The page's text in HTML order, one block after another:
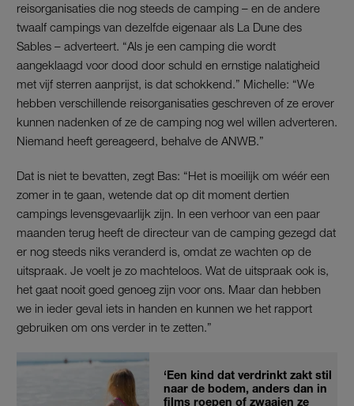
reisorganisaties die nog steeds de camping – en de andere
twaalf campings van dezelfde eigenaar als La Dune des
Sables – adverteert. “Als je een camping die wordt
aangeklaagd voor dood door schuld en ernstige nalatigheid
met vijf sterren aanprijst, is dat schokkend.” Michelle: “We
hebben verschillende reisorganisaties geschreven of ze erover
kunnen nadenken of ze de camping nog wel willen adverteren.
Niemand heeft gereageerd, behalve de ANWB.”
Dat is niet te bevatten, zegt Bas: “Het is moeilijk om wéér een
zomer in te gaan, wetende dat op dit moment dertien
campings levensgevaarlijk zijn. In een verhoor van een paar
maanden terug heeft de directeur van de camping gezegd dat
er nog steeds niks veranderd is, omdat ze wachten op de
uitspraak. Je voelt je zo machteloos. Wat de uitspraak ook is,
het gaat nooit goed genoeg zijn voor ons. Maar dan hebben
we in ieder geval iets in handen en kunnen we het rapport
gebruiken om ons verder in te zetten.”
‘Een kind dat verdrinkt zakt stil
naar de bodem, anders dan in
films roepen of zwaaien ze